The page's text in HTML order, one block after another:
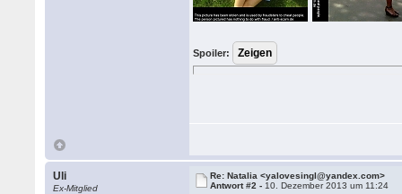
Spoiler:
Uli
Ex-Mitglied
Re: Natalia <yalovesingl@yandex.com>
Antwort #2 - 10. Dezember 2013 um 11:24